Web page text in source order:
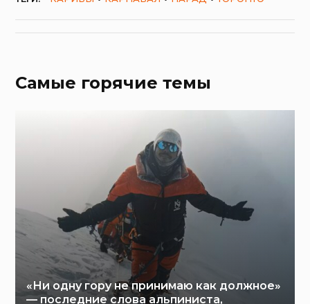
Самые горячие темы
«Ни одну гору не принимаю как должное»
— последние слова альпиниста,